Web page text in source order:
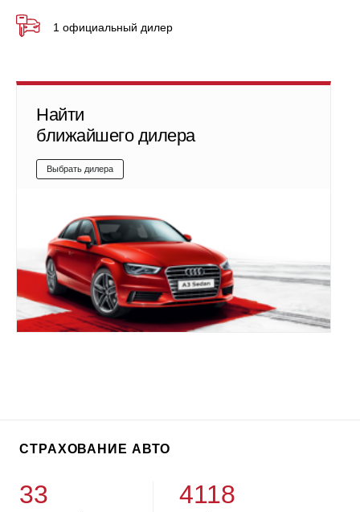
1 официальный дилер
Найти
ближайшего дилера
Выбрать дилера
СТРАХОВАНИЕ АВТО
33 4118